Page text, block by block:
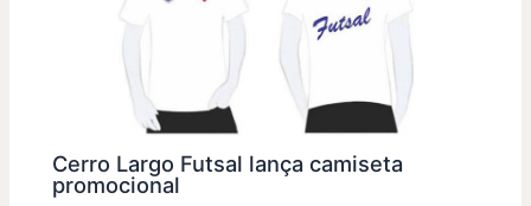
Cerro Largo Futsal lança camiseta
promocional